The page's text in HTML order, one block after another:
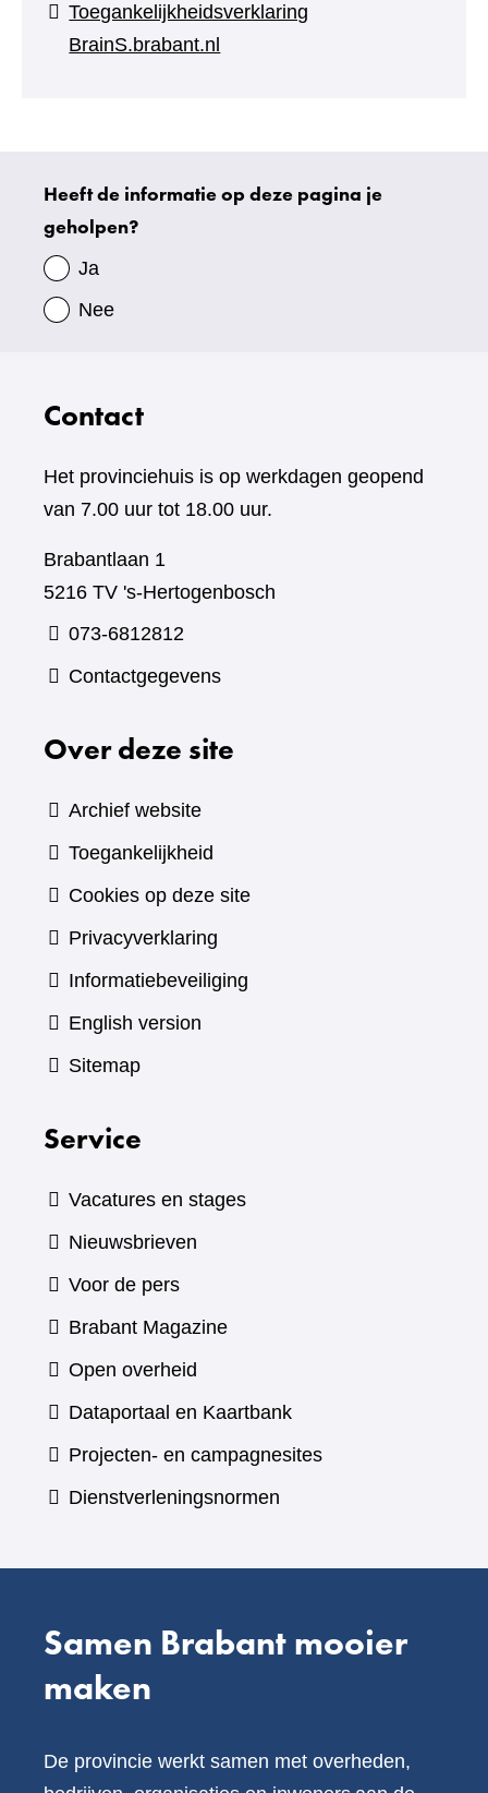
Toegankelijkheidsverklaring
BrainS.brabant.nl
Uw
gegevens
Heeft de informatie op deze pagina je
geholpen?
Ja
Nee
Contact
Het provinciehuis is op werkdagen geopend
van 7.00 uur tot 18.00 uur.
Brabantlaan 1
5216 TV 's-Hertogenbosch
073-6812812
Contactgegevens
Over deze site
Archief website
Toegankelijkheid
Cookies op deze site
Privacyverklaring
Informatiebeveiliging
English version
Sitemap
Service
Vacatures en stages
Nieuwsbrieven
Voor de pers
Brabant Magazine(verwijst
andere
website)
Open overheid
Dataportaal en Kaartbank(verwijst
naar
Projecten- en campagnesites
Dienstverleningsnormen
Samen Brabant mooier
maken
De provincie werkt samen met overheden,